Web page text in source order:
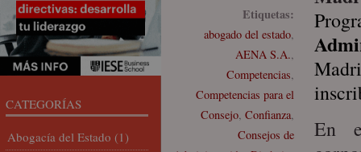
Etiquetas:
abogado del estado,
AENA S.A.,
Competencias,
Competencias para el
Consejo, Confianza,
Consejos de
En
CATEGORÍAS
Abogacía del Estado (1)